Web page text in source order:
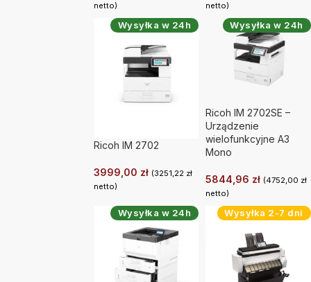
netto)
netto)
Wysyłka w 24h
Ricoh IM 2702
3999,00 zł (3251,22 zł
netto)
Wysyłka w 24h
Ricoh IM 2702SE –
Urządzenie
wielofunkcyjne A3
Mono
5844,96 zł (4752,00 zł
netto)
Wysyłka w 24h Wysyłka 2-7 dni